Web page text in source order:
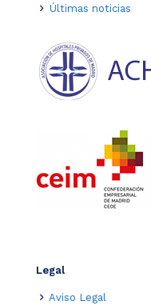
Últimas noticias
Legal
Aviso Legal